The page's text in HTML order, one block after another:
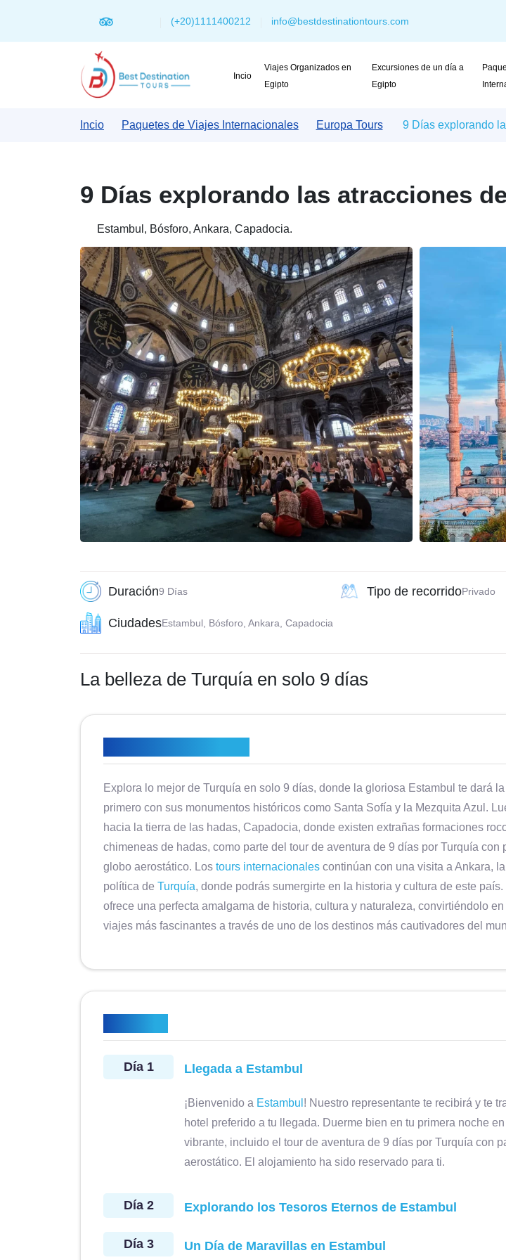
(+20)1111400212 info@bestdestinationtours.com
Incio
Viajes Organizados en
Egipto
Excursiones de un día a
Egipto
Incio Paquetes de Viajes Internacionales Europa Tours 9 Días explorando
9 Días explorando las atracciones
Estambul, Bósforo, Ankara, Capadocia.
Duración9 Días Tipo de recorridoPrivado
CiudadesEstambul, Bósforo, Ankara, Capadocia
La belleza de Turquía en solo 9 días
Explora lo mejor de Turquía en solo 9 días, donde la gloriosa Estambul te dará
primero con sus monumentos históricos como Santa Sofía y la Mezquita Azul.
hacia la tierra de las hadas, Capadocia, donde existen extrañas formaciones
chimeneas de hadas, como parte del tour de aventura de 9 días por Turquía con
globo aerostático. Los tours internacionales continúan con una visita a Ankara, la
política de Turquía, donde podrás sumergirte en la historia y cultura de este país.
ofrece una perfecta amalgama de historia, cultura y naturaleza, convirtiéndolo
viajes más fascinantes a través de uno de los destinos más cautivadores del
Día 1 Llegada a Estambul
¡Bienvenido a Estambul ! Nuestro representante te recibirá y te
hotel preferido a tu llegada. Duerme bien en tu primera noche
vibrante, incluido el tour de aventura de 9 días por Turquía con
aerostático. El alojamiento ha sido reservado para ti.
Día 2 Explorando los Tesoros Eternos de Estambul
Día 3 Un Día de Maravillas en Estambul